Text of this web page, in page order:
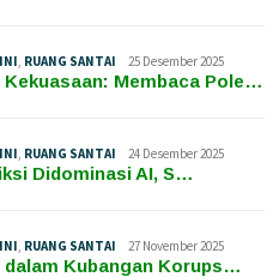
RUANG SANTAI 25 Desember 2025
Kekuasaan: Membaca Pole…
RUANG SANTAI 24 Desember 2025
Didominasi AI, S…
RUANG SANTAI 27 November 2025
dalam Kubangan Korups…